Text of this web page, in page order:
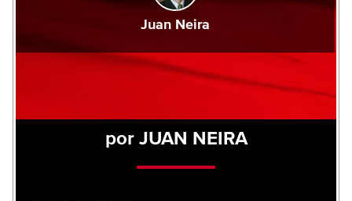
Juan Neira
por JUAN NEIRA